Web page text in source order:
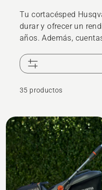
Tu cortacésped
durar y ofrecer un
años. Además,
red global de 25 000
listos para ayudarte
35 productos
Todos
los
productos